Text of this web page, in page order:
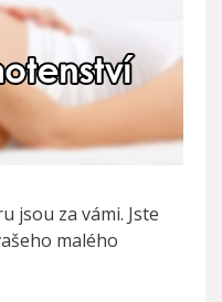
jsou za vámi. Jste
malého